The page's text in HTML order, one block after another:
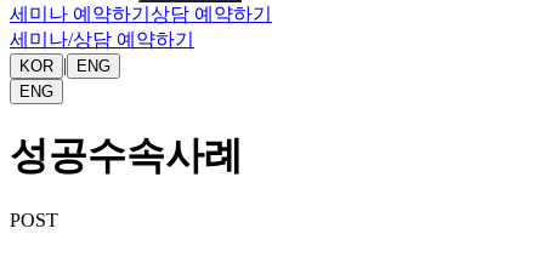
세미나 예약하기 상담 예약하기
세미나/상담 예약하기
KOR |
ENG
ENG
성공수속사례
POST